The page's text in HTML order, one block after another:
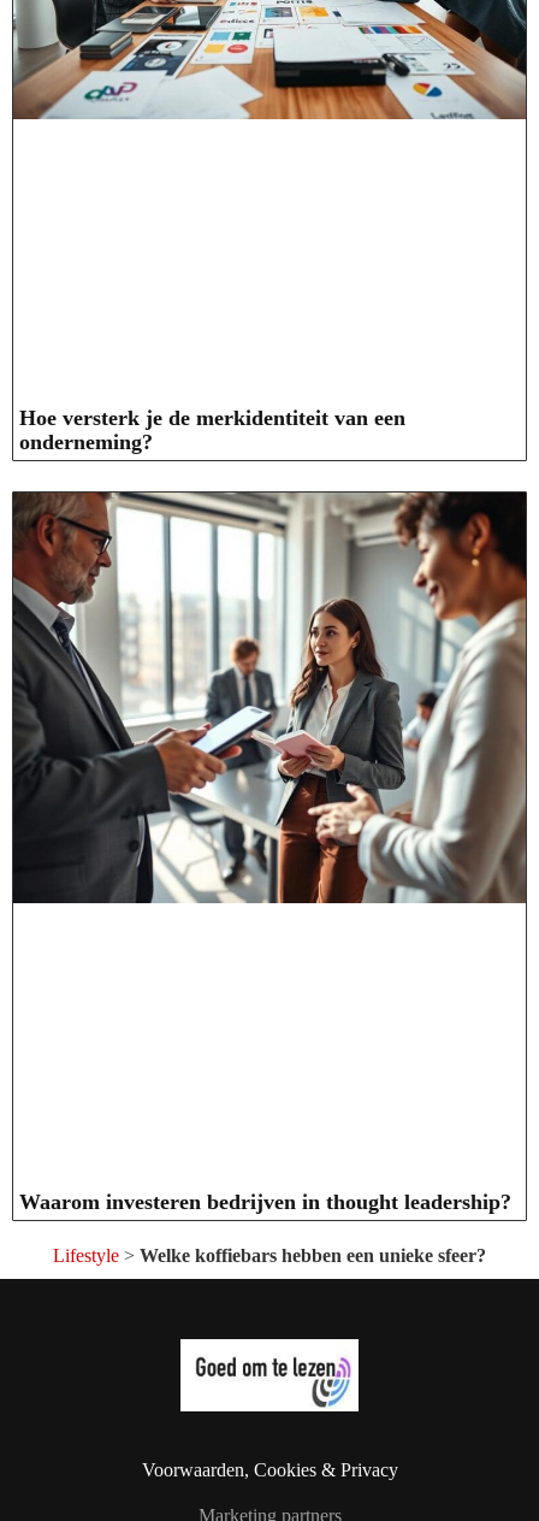
Hoe versterk je de merkidentiteit van een
onderneming?
Waarom investeren bedrijven in thought leadership?
Lifestyle > Welke koffiebars hebben een unieke sfeer?
Voorwaarden, Cookies & Privacy
Marketing partners